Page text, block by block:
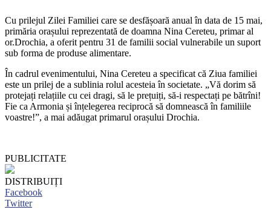
Cu prilejul Zilei Familiei care se desfășoară anual în data de 15 mai,
primăria orașului reprezentată de doamna Nina Cereteu, primar al
or.Drochia, a oferit pentru 31 de familii social vulnerabile un suport
sub forma de produse alimentare.
În cadrul evenimentului, Nina Cereteu a specificat că Ziua familiei
este un prilej de a sublinia rolul acesteia în societate. „Vă dorim să
protejați relațiile cu cei dragi, să le prețuiți, să-i respectați pe bătrîni!
Fie ca Armonia și înțelegerea reciprocă să domnească în familiile
voastre!”, a mai adăugat primarul orașului Drochia.
PUBLICITATE
DISTRIBUIȚI
Facebook
Twitter